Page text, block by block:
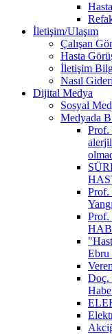
İletişim/Ulaşım
Çalışan
Hasta
İletişim
Nasıl
Dijital Medya
Sosyal
Medyada
Prof.
Prof.
Ebru
Doç.